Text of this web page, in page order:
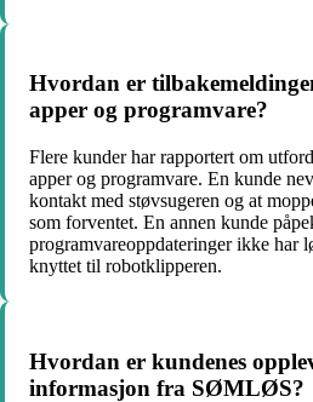
Hvordan er
apper og programvare?
Flere kunder har rapportert om
apper og programvare. En kunde
kontakt med støvsugeren og at
som forventet. En annen kunde
programvareoppdateringer ikke har
knyttet til robotklipperen.
Hvordan er kundenes
informasjon fra SØMLØS?